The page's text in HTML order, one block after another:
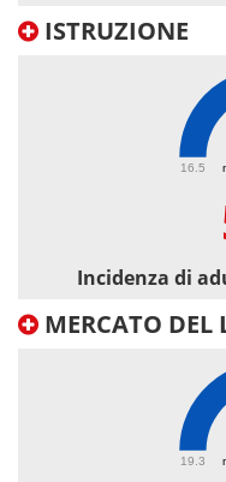
ISTRUZIONE
16.5
Incidenza di
MERCATO DEL
19.3